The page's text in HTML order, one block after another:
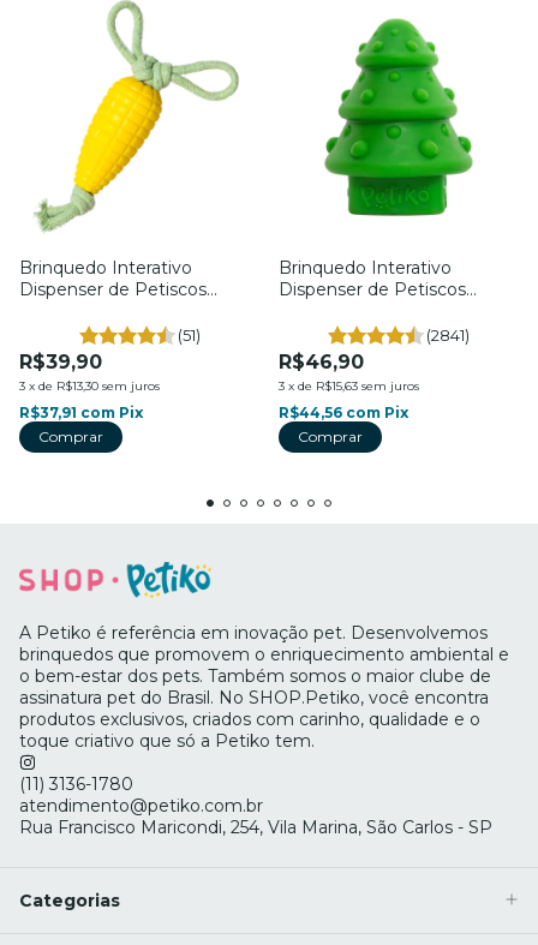
Brinquedo Interativo
Dispenser de Petiscos
Cães - Petiko
(51)
R$39,90
3 x de R$13,30 sem juros
R$37,91 com Pix
Comprar
Brinquedo Interativo
Dispenser de Petiscos
G. - Petiko
(2841)
R$46,90
3 x de R$15,63 sem juros
R$44,56 com Pix
A Petiko é referência em inovação pet. Desenvolvemos
brinquedos que promovem o enriquecimento ambiental e
o bem-estar dos pets. Também somos o maior clube de
assinatura pet do Brasil. No SHOP.Petiko, você encontra
produtos exclusivos, criados com carinho, qualidade e o
toque criativo que só a Petiko tem.
(11) 3136-1780
atendimento@petiko.com.br
Rua Francisco Maricondi, 254, Vila Marina, São Carlos - SP
Categorias